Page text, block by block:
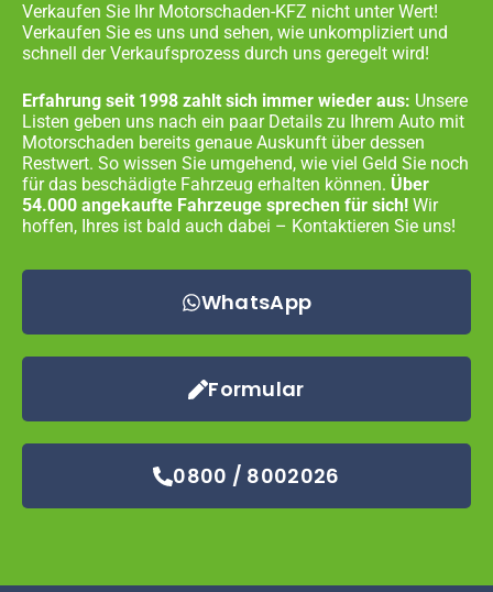
Verkaufen Sie Ihr Motorschaden-KFZ nicht unter Wert!
Verkaufen Sie es uns und sehen, wie unkompliziert und
schnell der Verkaufsprozess durch uns geregelt wird!
Erfahrung seit 1998 zahlt sich immer wieder aus: Unsere
Listen geben uns nach ein paar Details zu Ihrem Auto mit
Motorschaden bereits genaue Auskunft über dessen
Restwert. So wissen Sie umgehend, wie viel Geld Sie noch
für das beschädigte Fahrzeug erhalten können. Über
54.000 angekaufte Fahrzeuge sprechen für sich! Wir
hoffen, Ihres ist bald auch dabei – Kontaktieren Sie uns!
WhatsApp
Formular
0800 / 8002026